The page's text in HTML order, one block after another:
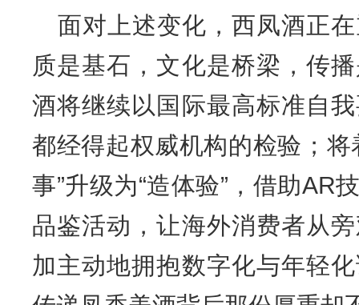
面对上述变化，西凤酒正
质是基石，文化是桥梁，传
酒将继续以国际最高标准自
都经得起权威机构的检验；
事”升级为“造体验”，借助AR
品鉴活动，让海外消费者从
加主动地拥抱数字化与年轻